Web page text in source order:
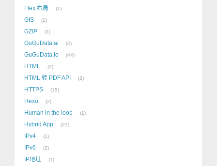
Flex 布局 1
GIS 1
GZIP 1
GuGuData.ai 2
GuGuData.io 44
HTML 2
HTML 转 PDF API 2
HTTPS 15
Hexo 2
Human in the loop 1
Hybrid App 22
IPv4 1
IPv6 2
IP地址 1